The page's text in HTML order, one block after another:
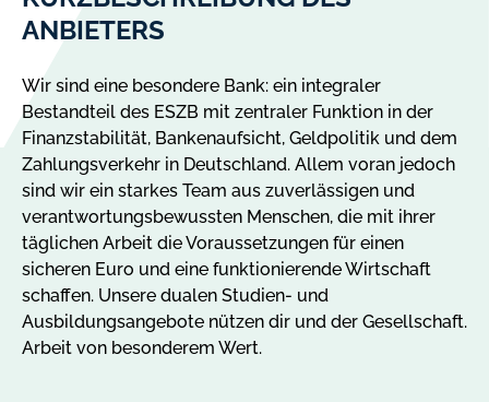
ANBIETERS
Wir sind eine besondere Bank: ein integraler
Bestandteil des ESZB mit zentraler Funktion in der
Finanzstabilität, Bankenaufsicht, Geldpolitik und dem
Zahlungsverkehr in Deutschland. Allem voran jedoch
sind wir ein starkes Team aus zuverlässigen und
verantwortungsbewussten Menschen, die mit ihrer
täglichen Arbeit die Voraussetzungen für einen
sicheren Euro und eine funktionierende Wirtschaft
schaffen. Unsere dualen Studien- und
Ausbildungsangebote nützen dir und der Gesellschaft.
Arbeit von besonderem Wert.